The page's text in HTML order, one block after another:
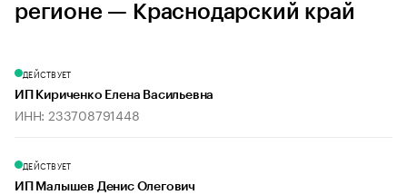
регионе — Краснодарский край
ДЕЙСТВУЕТ
ИП Кириченко Елена Васильевна
ИНН: 233708791448
ДЕЙСТВУЕТ
ИП Малышев Денис Олегович